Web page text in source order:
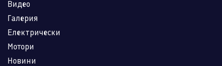
Видео
Галерия
Електрически
Мотори
Новини